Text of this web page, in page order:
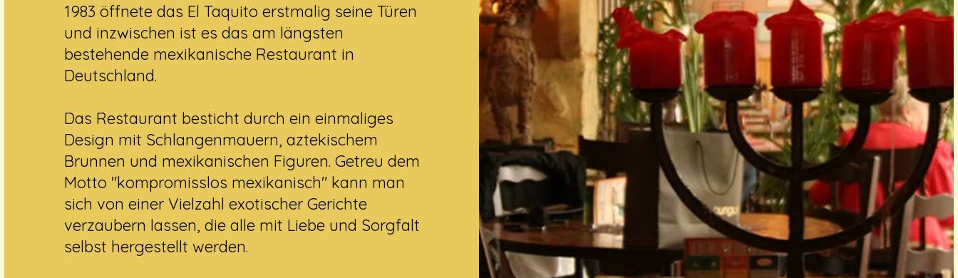
1983 öffnete das El Taquito erstmalig seine Türen
und inzwischen ist es das am längsten
bestehende mexikanische Restaurant in
Deutschland.
Das Restaurant besticht durch ein einmaliges
Design mit Schlangenmauern, aztekischem
Brunnen und mexikanischen Figuren. Getreu dem
Motto "kompromisslos mexikanisch" kann man
sich von einer Vielzahl exotischer Gerichte
verzaubern lassen, die alle mit Liebe und Sorgfalt
selbst hergestellt werden.